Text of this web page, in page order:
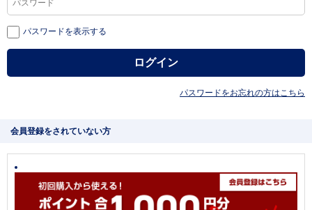
パスワードを表示する
パスワードをお忘れの方はこちら
会員登録をされていない方